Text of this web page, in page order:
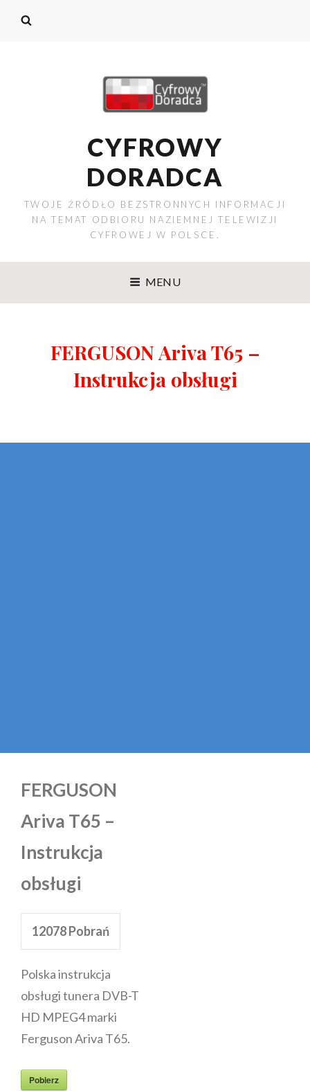
CYFROWY
DORADCA
TWOJE ŹRÓDŁO BEZSTRONNYCH INFORMACJI
NA TEMAT ODBIORU NAZIEMNEJ TELEWIZJI
CYFROWEJ W POLSCE.
MENU
FERGUSON Ariva T65 –
Instrukcja obsługi
FERGUSON
Ariva T65 –
Instrukcja
obsługi
12078Pobrań
Polska instrukcja
obsługi tunera DVB-T
HD MPEG4 marki
Ferguson Ariva T65.
Pobierz